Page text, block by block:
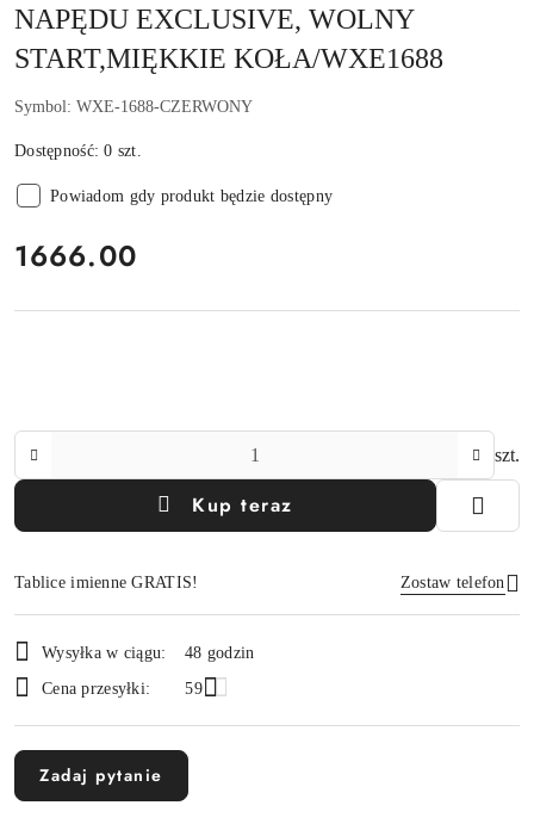
NAPĘDU EXCLUSIVE, WOLNY
START,MIĘKKIE KOŁA/WXE1688
Symbol: WXE-1688-CZERWONY
Dostępność:0 szt.
Powiadom gdy produkt będzie dostępny
cena:
1666.00
szt.
Kup teraz
Tablice imienne GRATIS! Zostaw telefon
i
dostawa
Wysyłka w ciągu:
48 godzin
Cena przesyłki:
59
Zadaj pytanie